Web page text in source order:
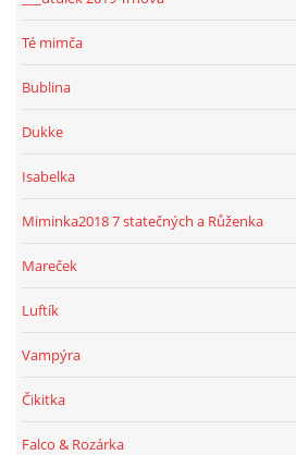
Té mimča
Bublina
Dukke
Isabelka
Miminka2018 7 statečných a Růženka
Mareček
Luftík
Vampýra
Čikitka
Falco & Rozárka